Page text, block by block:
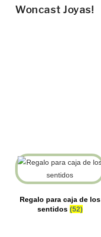
Woncast Joyas!
Regalo para caja de los
sentidos (52)